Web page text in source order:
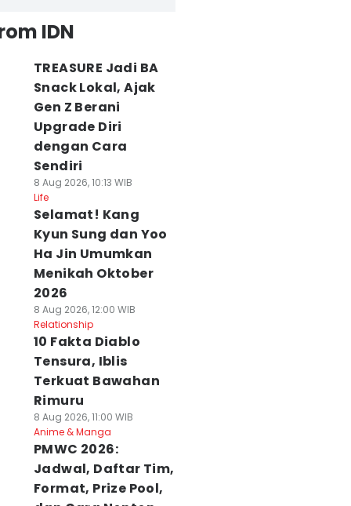
IDN
TREASURE Jadi BA
Snack Lokal, Ajak
Gen Z Berani
Upgrade Diri
dengan Cara
Sendiri
8 Aug 2026, 10:13 WIB
Life
Selamat! Kang
Kyun Sung dan Yoo
Ha Jin Umumkan
Menikah Oktober
2026
8 Aug 2026, 12:00 WIB
Relationship
10 Fakta Diablo
Tensura, Iblis
Terkuat Bawahan
Rimuru
8 Aug 2026, 11:00 WIB
Anime & Manga
PMWC 2026:
Jadwal, Daftar Tim,
Format, Prize Pool,